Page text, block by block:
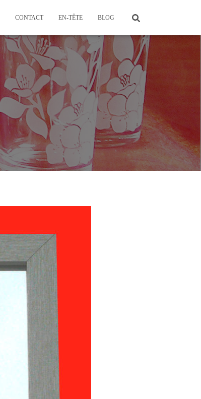
CONTACT EN-TÊTE BLOG